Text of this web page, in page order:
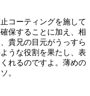
コーティングを施して
保することに加え、相
貴兄の目元がうっすら
うな役割を果たし、表
れるのですよ。薄めの
。